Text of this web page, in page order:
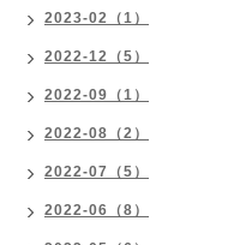
2023-02（1）
2022-12（5）
2022-09（1）
2022-08（2）
2022-07（5）
2022-06（8）